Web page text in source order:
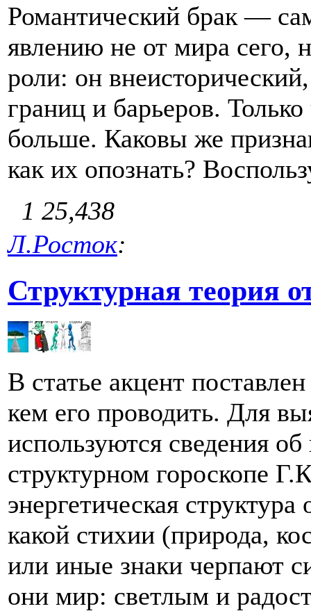
Романтический брак —
явлению не от мира сего,
роли: он
границ и барьеров.
больше. Каковы же
как их опознать?
1 25,438
Л.Росток:
Структурная теория
В статье акцент
кем его проводить. Для
используются сведения
структурном гороскопе
энергетическая
какой стихии (природа,
или иные знаки черпают
они мир: светлым и